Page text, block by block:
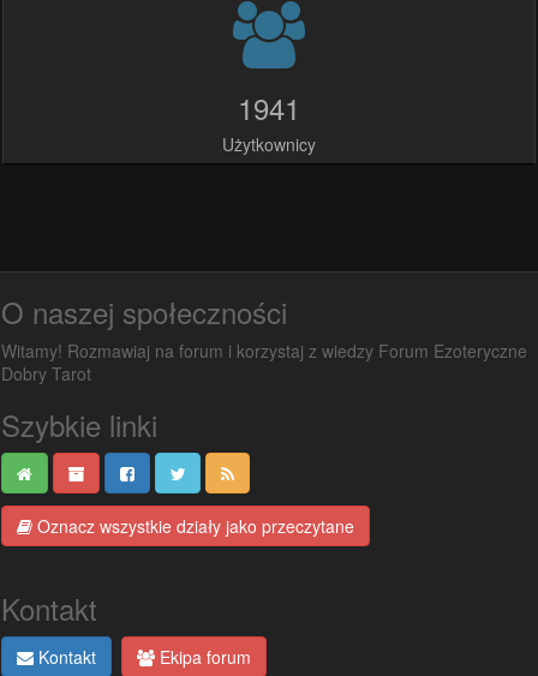
1941
Użytkownicy
O naszej społeczności
Witamy! Rozmawiaj na forum i korzystaj z wiedzy Forum Ezoteryczne
Dobry Tarot
Szybkie linki
Oznacz wszystkie działy jako przeczytane
Kontakt
Kontakt Ekipa forum